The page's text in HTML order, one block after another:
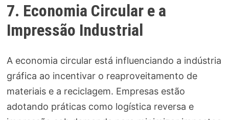
7. Economia Circular e a
Impressão Industrial
A economia circular está influenciando a indústria
gráfica ao incentivar o reaproveitamento de
materiais e a reciclagem. Empresas estão
adotando práticas como logística reversa e